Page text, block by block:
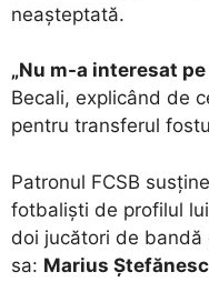
neașteptată.
„Nu m-a interesat
Becali, explicând de
pentru transferul
Patronul FCSB
fotbaliști de profilul
doi jucători de bandă
sa: Marius